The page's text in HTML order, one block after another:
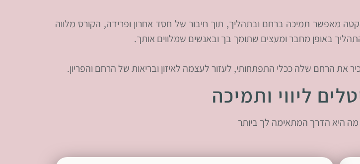
מאפשר תמיכה ברחם ובתהליך, תוך חיבור של חסד אחרון ופרידה, הקורס מלווה
באופן מחבר ומעצים שתומך בך ובאנשים שמלווים אותך.
את הרחם שלה ככלי התפתחותי, לעזור לעצמה לאיזון ובריאות של הרחם והפריון.
ליווי ותמיכה
מה היא הדרך המתאימה לך ביותר